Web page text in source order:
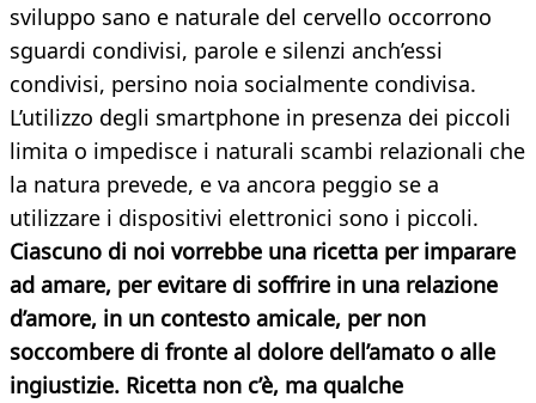
sviluppo sano e naturale del cervello occorrono
sguardi condivisi, parole e silenzi anch’essi
condivisi, persino noia socialmente condivisa.
L’utilizzo degli smartphone in presenza dei piccoli
limita o impedisce i naturali scambi relazionali che
la natura prevede, e va ancora peggio se a
utilizzare i dispositivi elettronici sono i piccoli.
Ciascuno di noi vorrebbe una ricetta per imparare
ad amare, per evitare di soffrire in una relazione
d’amore, in un contesto amicale, per non
soccombere di fronte al dolore dell’amato o alle
ingiustizie. Ricetta non c’è, ma qualche